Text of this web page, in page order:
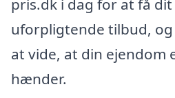
pris.dk i dag for at få
uforpligtende tilbud,
at vide, at din ejendom
hænder.